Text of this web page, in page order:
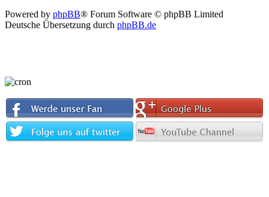
Powered by phpBB® Forum Software © phpBB Limited
Deutsche Übersetzung durch phpBB.de